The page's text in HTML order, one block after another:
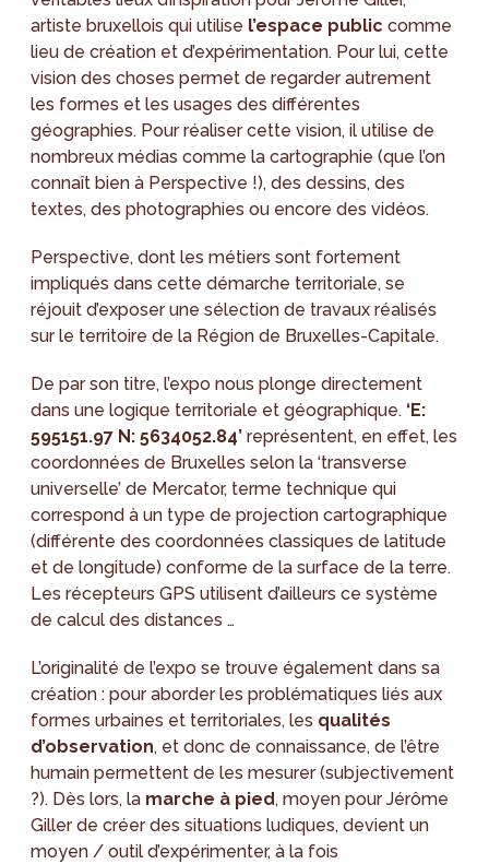
artiste bruxellois qui utilise l’espace public comme
lieu de création et d’expérimentation. Pour lui, cette
vision des choses permet de regarder autrement
les formes et les usages des différentes
géographies. Pour réaliser cette vision, il utilise de
nombreux médias comme la cartographie (que l’on
connaît bien à Perspective !), des dessins, des
textes, des photographies ou encore des vidéos.
Perspective, dont les métiers sont fortement
impliqués dans cette démarche territoriale, se
réjouit d’exposer une sélection de travaux réalisés
sur le territoire de la Région de Bruxelles-Capitale.
De par son titre, l’expo nous plonge directement
dans une logique territoriale et géographique. ‘E:
595151.97 N: 5634052.84’ représentent, en effet, les
coordonnées de Bruxelles selon la ‘transverse
universelle’ de Mercator, terme technique qui
correspond à un type de projection cartographique
(différente des coordonnées classiques de latitude
et de longitude) conforme de la surface de la terre.
Les récepteurs GPS utilisent d’ailleurs ce système
de calcul des distances …
L’originalité de l’expo se trouve également dans sa
création : pour aborder les problématiques liés aux
formes urbaines et territoriales, les qualités
d’observation, et donc de connaissance, de l’être
humain permettent de les mesurer (subjectivement
?). Dès lors, la marche à pied, moyen pour Jérôme
Giller de créer des situations ludiques, devient un
moyen / outil d’expérimenter, à la fois